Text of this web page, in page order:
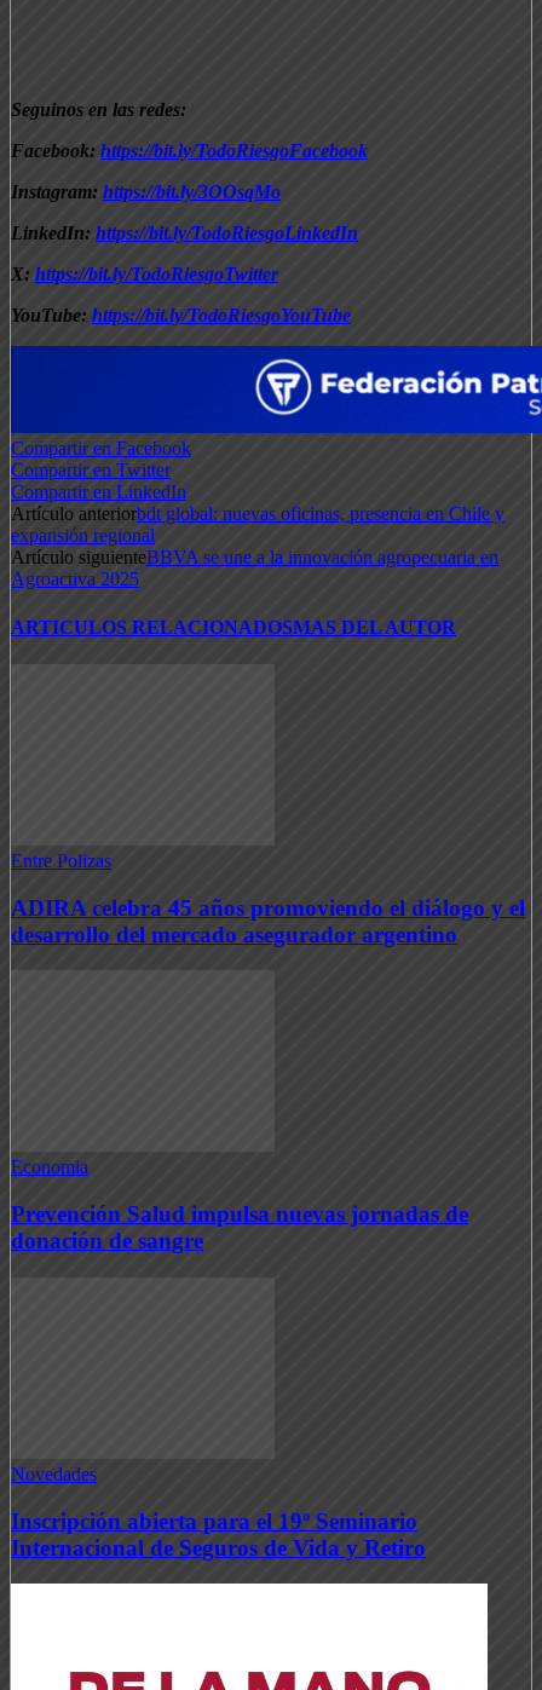
Seguinos en las redes:
Facebook: https://bit.ly/TodoRiesgoFacebook
Instagram: https://bit.ly/3OOsqMo
LinkedIn: https://bit.ly/TodoRiesgoLinkedIn
X: https://bit.ly/TodoRiesgoTwitter
YouTube: https://bit.ly/TodoRiesgoYouTube
Compartir en Facebook
Compartir en Twitter
Compartir en LinkedIn
Artículo anteriorbdt global: nuevas oficinas, presencia en Chile y
expansión regional
Artículo siguienteBBVA se une a la innovación agropecuaria en
Agroactiva 2025
ARTICULOS RELACIONADOSMAS DEL AUTOR
Entre Polizas
ADIRA celebra 45 años promoviendo el diálogo y el
desarrollo del mercado asegurador argentino
Economia
Prevención Salud impulsa nuevas jornadas de
donación de sangre
Novedades
Inscripción abierta para el 19º Seminario
Internacional de Seguros de Vida y Retiro